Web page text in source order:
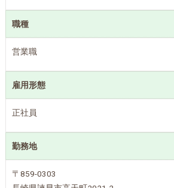
職種
営業職
雇用形態
正社員
勤務地
〒859-0303